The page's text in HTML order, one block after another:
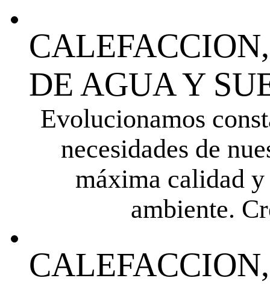
DE AGUA Y
Evolucionamos
necesidades de
máxima calidad
ambiente.